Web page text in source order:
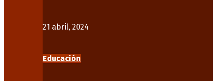
21 abril, 2024
Educación